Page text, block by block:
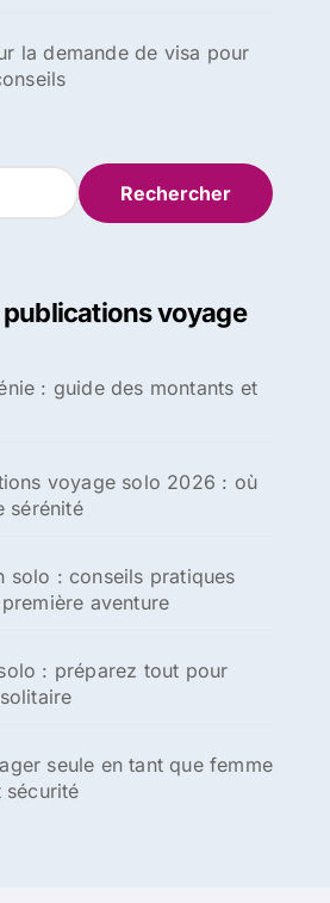
la demande de visa pour
voyage
: guide des montants et
voyage solo 2026 : où
sérénité
solo : conseils pratiques
aventure
: préparez tout pour
seule en tant que femme
sécurité